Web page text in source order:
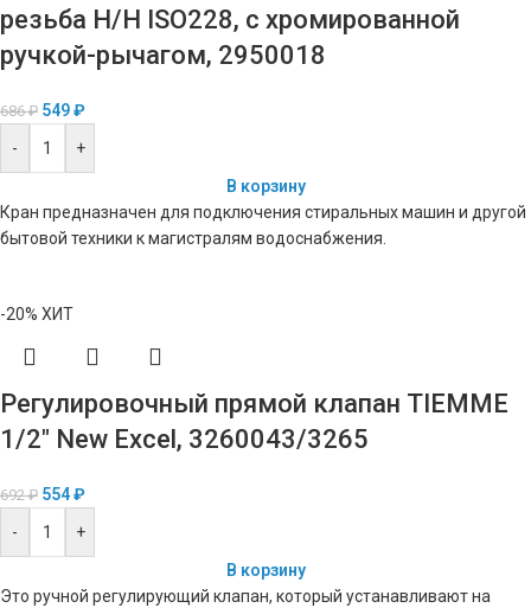
резьба Н/Н ISO228, с хромированной
ручкой-рычагом, 2950018
686₽ 549₽
-
+
В корзину
Кран предназначен для подключения стиральных машин и другой
бытовой техники к магистралям водоснабжения.
-20% ХИТ
Регулировочный прямой клапан TIEMME
1/2″ New Excel, 3260043/3265
692₽ 554₽
-
+
В корзину
Это ручной регулирующий клапан, который устанавливают на